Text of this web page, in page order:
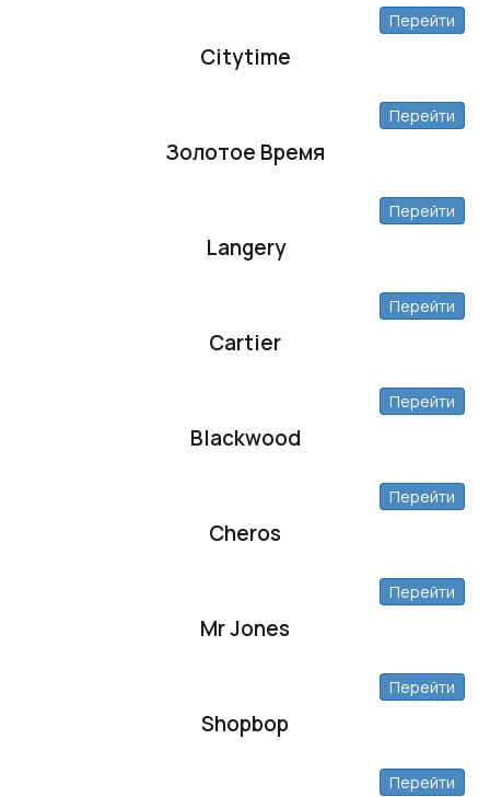
Citytime
Перейти
Золотое Время
Перейти
Langery
Перейти
Cartier
Перейти
Blackwood
Перейти
Cheros
Перейти
Mr Jones
Перейти
Shopbop
Перейти
Перейти